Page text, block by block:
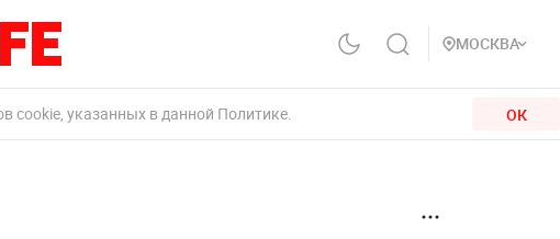
МОСКВА
cookie, указанных в данной Политике. ОК